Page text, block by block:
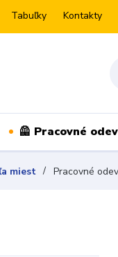
Tabuľky Kontakty
🦺 Pracovné
miest Pracovné